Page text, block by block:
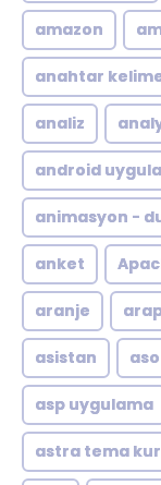
amazon
anahtar
analiz
android
animasyon -
anket
aranje
asistan aso
asp uygulama
astra tema